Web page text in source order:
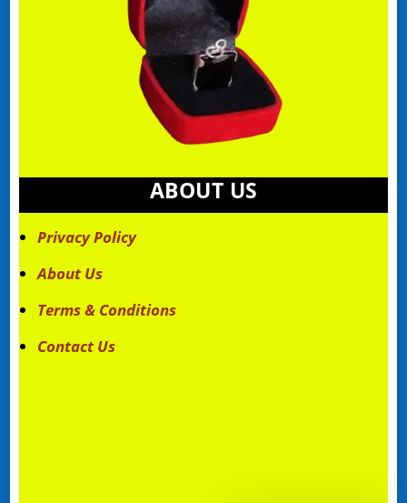
ABOUT US
Privacy Policy
About Us
Terms & Conditions
Contact Us